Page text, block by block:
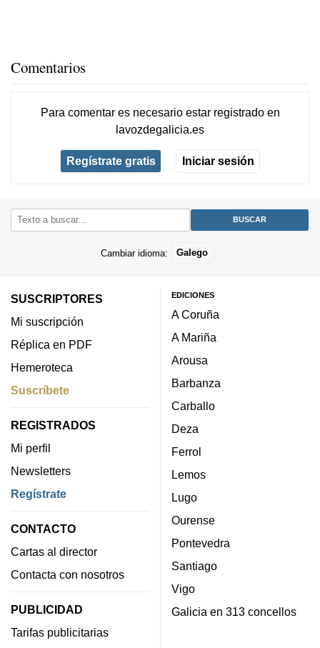
Comentarios
Para comentar es necesario estar registradoen
lavozdegalicia.es
Regístrate gratis Iniciar sesión
Cambiar idioma: Galego
SUSCRIPTORES
Mi suscripción
Réplica en PDF
Hemeroteca
Suscríbete
REGISTRADOS
Mi perfil
Newsletters
Regístrate
CONTACTO
Cartas al director
Contacta con nosotros
PUBLICIDAD
Tarifas publicitarias
EDICIONES
A Coruña
A Mariña
Arousa
Barbanza
Carballo
Deza
Ferrol
Lemos
Lugo
Ourense
Pontevedra
Santiago
Vigo
Galicia en 313 concellos